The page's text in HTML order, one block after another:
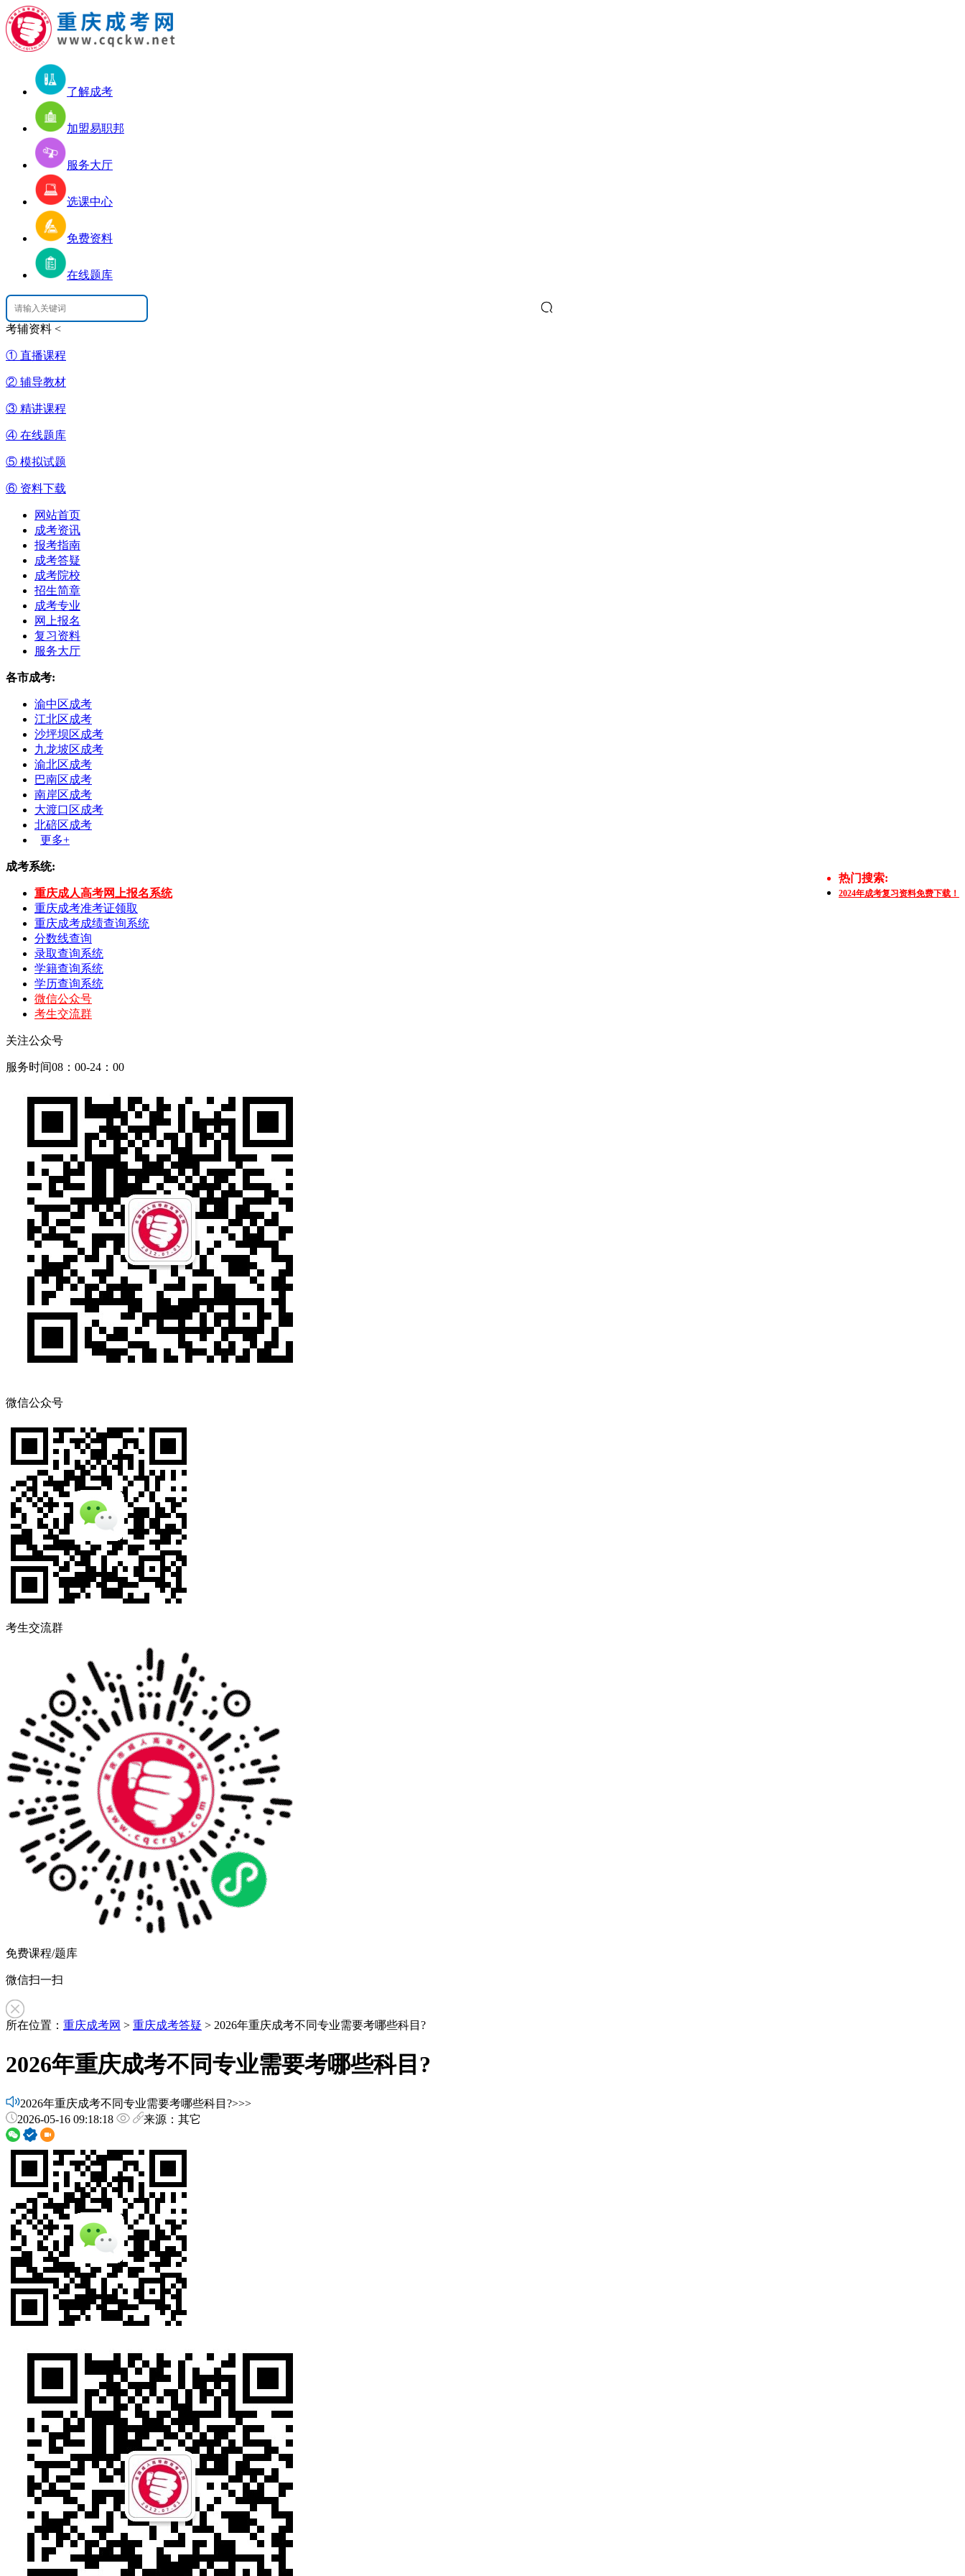
了解成考
加盟易职邦
服务大厅
选课中心
免费资料
在线题库
考辅资料 <
① 直播课程
② 辅导教材
③ 精讲课程
④ 在线题库
⑤ 模拟试题
⑥ 资料下载
网站首页
成考资讯
报考指南
成考答疑
成考院校
招生简章
成考专业
网上报名
复习资料
服务大厅
各市成考:
渝中区成考
江北区成考
沙坪坝区成考
九龙坡区成考
渝北区成考
巴南区成考
南岸区成考
大渡口区成考
北碚区成考
更多+
热门搜索:
2024年成考复习资料免费下载！
成考系统:
重庆成人高考网上报名系统
重庆成考准考证领取
重庆成考成绩查询系统
分数线查询
录取查询系统
学籍查询系统
学历查询系统
微信公众号
考生交流群
关注公众号
服务时间08：00-24：00
微信公众号
考生交流群
免费课程/题库
微信扫一扫
所在位置： 重庆成考网 > 重庆成考答疑 > 2026年重庆成考不同专业需要考哪些科目?
2026年重庆成考不同专业需要考哪些科目?
2026年重庆成考不同专业需要考哪些科目?>>>
2026-05-16 09:18:18
来源：其它